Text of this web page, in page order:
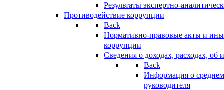
Результаты экспертно-
Противодействие коррупции
Back
Нормативно-правовые акты и
коррупции
Сведения о доходах, расходах, об
Back
Информация о
руководителя